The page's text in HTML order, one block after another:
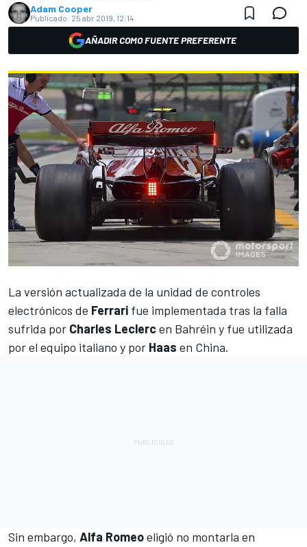
Adam Cooper
Publicado: 25 abr 2019, 12:14
AÑADIR COMO FUENTE PREFERENTE
La versión actualizada de la unidad de controles
electrónicos de Ferrari fue implementada tras la falla
sufrida por Charles Leclercen Bahréin y fue utilizada
por el equipo italiano y por Haas en China.
Sin embargo, Alfa Romeoeligió no montarla en